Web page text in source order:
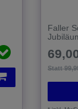
Faller
Statt